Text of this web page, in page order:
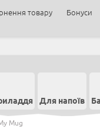
товару Бонуси
Для напоїв
Mug